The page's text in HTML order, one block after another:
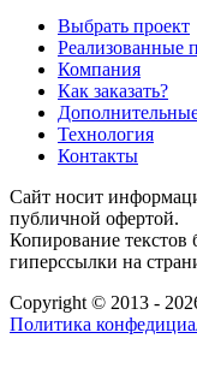
Выбрать проект
Реализованные
Компания
Как заказать?
Технология
Контакты
Сайт носит
публичной офертой.
Копирование текстов
гиперссылки на
Copyright © 2013 -
Политика